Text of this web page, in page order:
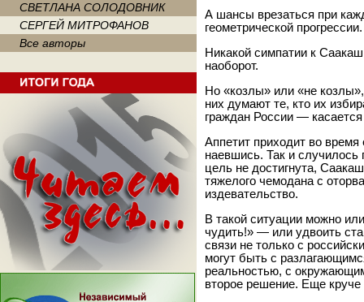
СВЕТЛАНА СОЛОДОВНИК
СЕРГЕЙ МИТРОФАНОВ
Все авторы
А шансы врезаться при
геометрической прогрессии.
Никакой симпатии к
наоборот.
Но «козлы» или «не
них думают те, кто их
граждан России —
Аппетит приходит во
наевшись. Так и случилось
цель не достигнута,
тяжелого чемодана с
издевательство.
В такой ситуации можно
чудить!» — или удвоить
связи не только с
могут быть с
реальностью, с
второе решение. Еще круче